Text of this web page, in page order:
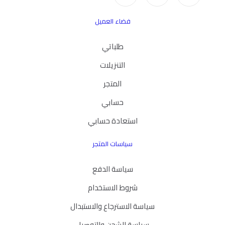
فضاء العميل
طلباتي
التنزيلات
المتجر
حسابي
استعادة حسابي
سياسات المتجر
سياسة الدفع
شروط الاستخدام
سياسة الاسترجاع والاستبدال